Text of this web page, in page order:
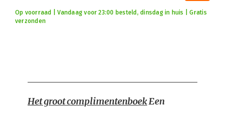
Op voorraad | Vandaag voor 23:00 besteld, dinsdag in huis | Gratis
verzonden
Het groot complimentenboekEen